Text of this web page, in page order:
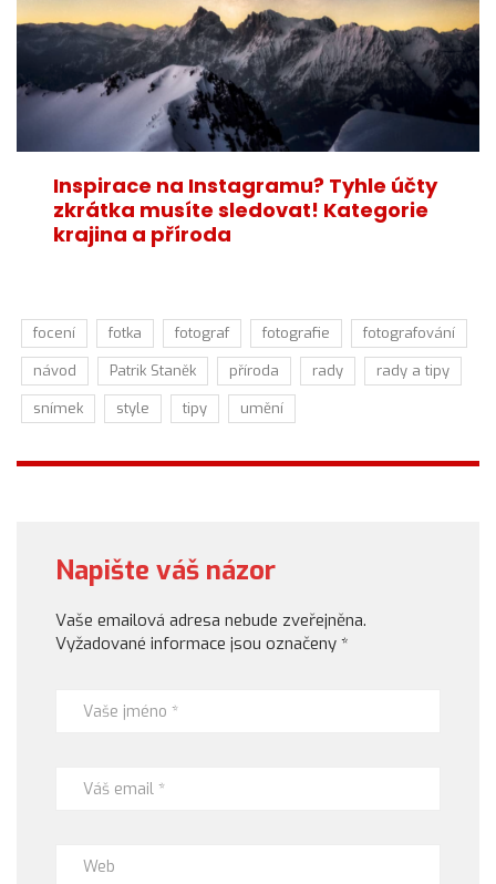
Inspirace na Instagramu? Tyhle účty
zkrátka musíte sledovat! Kategorie
krajina a příroda
focení fotka fotograf fotografie
fotografování
návod
Patrik Staněk příroda rady
rady a tipy
snímek
style tipy umění
Napište váš názor
Vaše emailová adresa nebude zveřejněna.
Vyžadované informace jsou označeny *